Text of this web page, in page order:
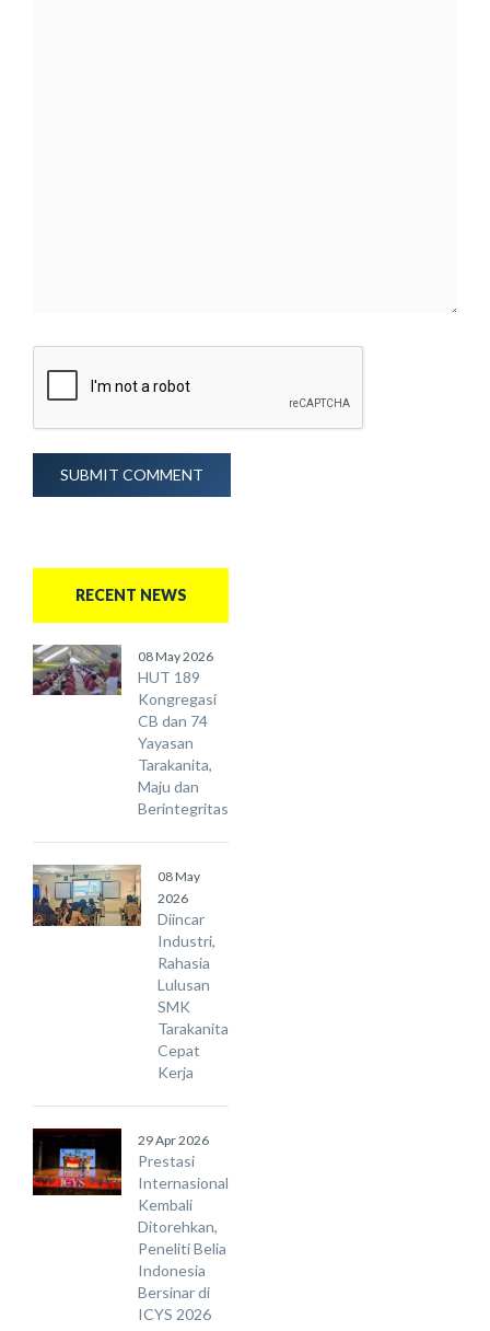
SUBMIT COMMENT
RECENT NEWS
08 May 2026
HUT 189
Kongregasi
CB dan 74
Yayasan
Tarakanita,
Maju dan
Berintegritas
08 May
2026
Diincar
Industri,
Rahasia
Lulusan
SMK
Tarakanita
Cepat
Kerja
29 Apr 2026
Prestasi
Internasional
Kembali
Ditorehkan,
Peneliti Belia
Indonesia
Bersinar di
ICYS 2026